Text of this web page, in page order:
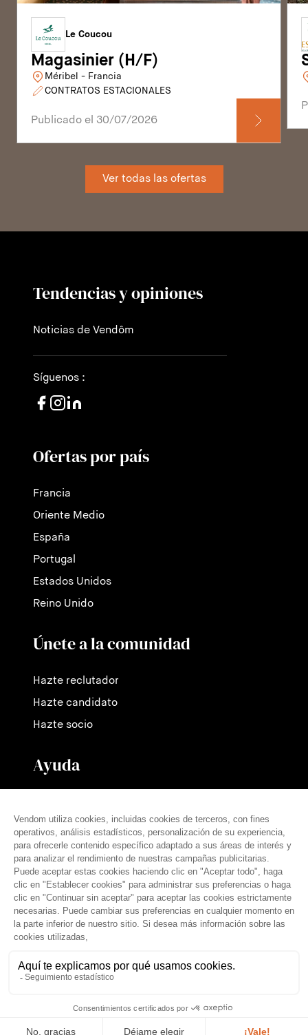
Le Coucou
Magasinier (H/F)
Méribel - Francia
CONTRATOS ESTACIONALES
Publicado el 30/07/2026
Ver todas las ofertas
Tendencias y opiniones
Noticias de Vendôm
Síguenos :
Ofertas por país
Francia
Oriente Medio
España
Portugal
Estados Unidos
Reino Unido
Únete a la comunidad
Hazte reclutador
Hazte candidato
Hazte socio
Ayuda
Nuestras tarifas
Preguntas frecuentes
Prensa
español (es)
© THE VENDÔM COMPANY, TODOS LOS DERECHOS RESERVADOS
Aviso legal
Condiciones generales
Política de privacidad